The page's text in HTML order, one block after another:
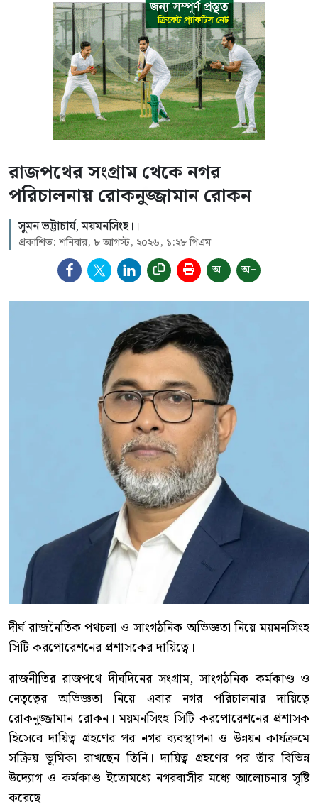
রাজপথের সংগ্রাম থেকে নগর
পরিচালনায় রোকনুজ্জামান রোকন
সুমন ভট্টাচার্য, ময়মনসিংহ।।
প্রকাশিত: শনিবার, ৮ আগস্ট, ২০২৬, ১:২৮ পিএম
অ- অ+
দীর্ঘ রাজনৈতিক পথচলা ও সাংগঠনিক অভিজ্ঞতা নিয়ে ময়মনসিংহ
সিটি করপোরেশনের প্রশাসকের দায়িত্বে।
রাজনীতির রাজপথে দীর্ঘদিনের সংগ্রাম, সাংগঠনিক কর্মকাণ্ড ও
নেতৃত্বের অভিজ্ঞতা নিয়ে এবার নগর পরিচালনার দায়িত্বে
রোকনুজ্জামান রোকন। ময়মনসিংহ সিটি করপোরেশনের প্রশাসক
হিসেবে দায়িত্ব গ্রহণের পর নগর ব্যবস্থাপনা ও উন্নয়ন কার্যক্রমে
সক্রিয় ভূমিকা রাখছেন তিনি। দায়িত্ব গ্রহণের পর তাঁর বিভিন্ন
উদ্যোগ ও কর্মকাণ্ড ইতোমধ্যে নগরবাসীর মধ্যে আলোচনার সৃষ্টি
করেছে।